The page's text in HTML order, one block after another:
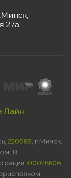
27а
Лайн
220089 , г.Минск,
18
100026606